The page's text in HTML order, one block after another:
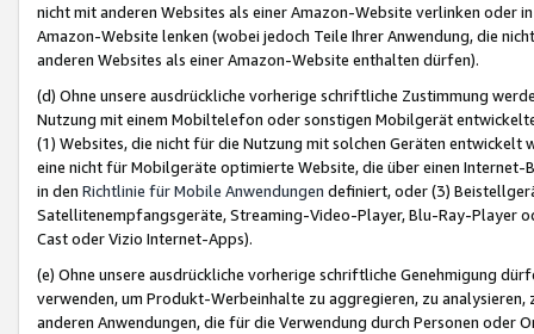
nicht mit anderen Websites als einer Amazon-Website verlinken oder
Amazon-Website lenken (wobei jedoch Teile Ihrer Anwendung, die
anderen Websites als einer Amazon-Website enthalten dürfen).
(d) Ohne unsere ausdrückliche vorherige schriftliche Zustimmung
Nutzung mit einem Mobiltelefon oder sonstigen Mobilgerät
(1) Websites, die nicht für die Nutzung mit solchen Geräten
eine nicht für Mobilgeräte optimierte Website, die über einen
in den Richtlinie für Mobile Anwendungen definiert, oder (3)
Satellitenempfangsgeräte, Streaming-Video-Player, Blu-Ray-Player
Cast oder Vizio Internet-Apps).
(e) Ohne unsere ausdrückliche vorherige schriftliche Genehmigung
verwenden, um Produkt-Werbeinhalte zu aggregieren, zu
anderen Anwendungen, die für die Verwendung durch Personen